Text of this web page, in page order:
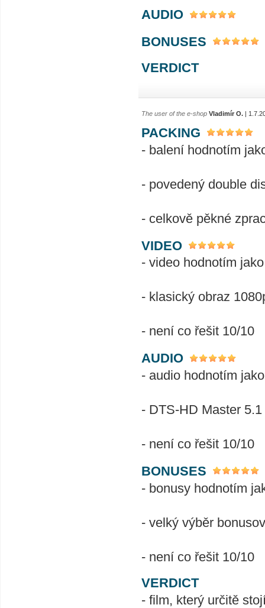
AUDIO
BONUSES
VERDICT
The user of the e-shop Vladimír O. |
PACKING
- balení hodnotím
- povedený double
- celkově pěkné
VIDEO
- video hodnotím
- klasický obraz
- není co řešit 10/10
AUDIO
- audio hodnotím
- DTS-HD Master
- není co řešit 10/10
BONUSES
- bonusy hodnotím
- velký výběr
- není co řešit 10/10
VERDICT
- film, který určitě